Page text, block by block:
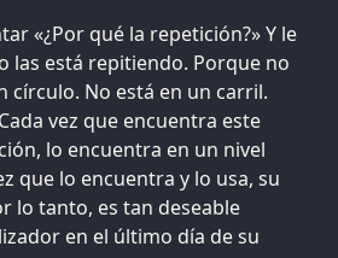
«¿Por qué la repetición?» Y le
las está repitiendo. Porque no
círculo. No está en un carril.
vez que encuentra este
lo encuentra en un nivel
que lo encuentra y lo usa, su
lo tanto, es tan deseable
en el último día de su